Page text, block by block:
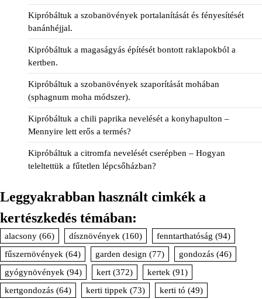
Kipróbáltuk a szobanövények portalanítását és fényesítését
banánhéjjal.
Kipróbáltuk a magaságyás építését bontott raklapokból a
kertben.
Kipróbáltuk a szobanövények szaporítását mohában
(sphagnum moha módszer).
Kipróbáltuk a chili paprika nevelését a konyhapulton –
Mennyire lett erős a termés?
Kipróbáltuk a citromfa nevelését cserépben – Hogyan
teleltettük a fűtetlen lépcsőházban?
Leggyakrabban használt cimkék a
kertészkedés témában:
alacsony (66) dísznövények (160) fenntarthatóság (94)
fűszernövények (64) garden design (77) gondozás (46)
gyógynövények (94) kert (372) kertek (91)
kertgondozás (64) kerti tippek (73) kerti tó (49)